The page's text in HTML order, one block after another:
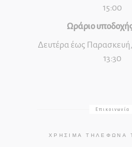
15:00
Ωράριο
Δευτέρα έως
13:30
Επικοινωνία
ΧΡΉΣΙΜΑ ΤΗΛΈΦΩΝΑ